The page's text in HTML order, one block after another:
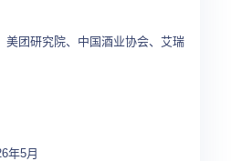
美团研究院、中国酒业协会、艾瑞
年5月